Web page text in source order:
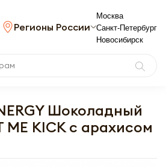
Регионы России
Москва
Санкт-Петербург
Новосибирск
Шоколадный
ME KICK с арахисом